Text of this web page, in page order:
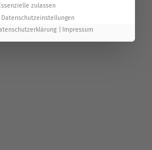
zulassen
Datenschutzeinstellungen
Impressum